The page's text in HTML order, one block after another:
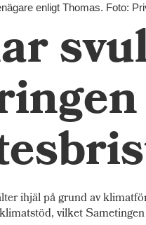
enligt Thomas. Foto:
ihjäl på grund av
vilket